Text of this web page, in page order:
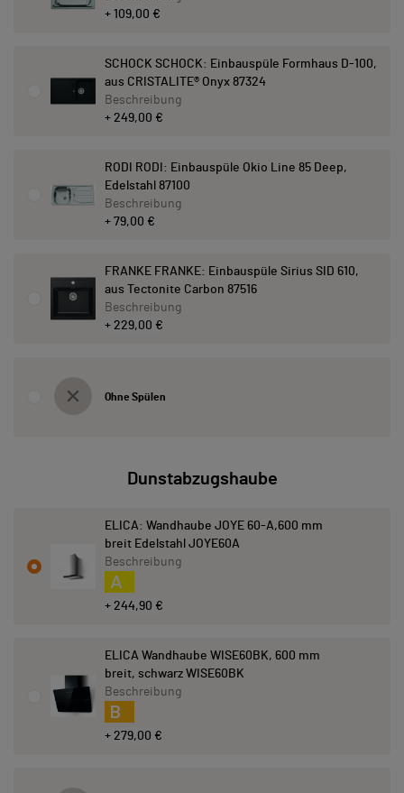
+ 109,00 €
SCHOCK SCHOCK: Einbauspüle Formhaus D-100,
aus CRISTALITE® Onyx 87324
+ 249,00 €
Beschreibung
RODI RODI: Einbauspüle Okio Line 85 Deep,
Edelstahl 87100
+ 79,00 €
Beschreibung
FRANKE FRANKE: Einbauspüle Sirius SID 610,
aus Tectonite Carbon 87516
+ 229,00 €
Beschreibung
Ohne Spülen
Dunstabzugshaube
ELICA: Wandhaube JOYE 60-A,600 mm
breit Edelstahl JOYE60A
+ 244,90 €
A
Beschreibung
ELICA Wandhaube WISE60BK, 600 mm
breit, schwarz WISE60BK
+ 279,00 €
B
Beschreibung